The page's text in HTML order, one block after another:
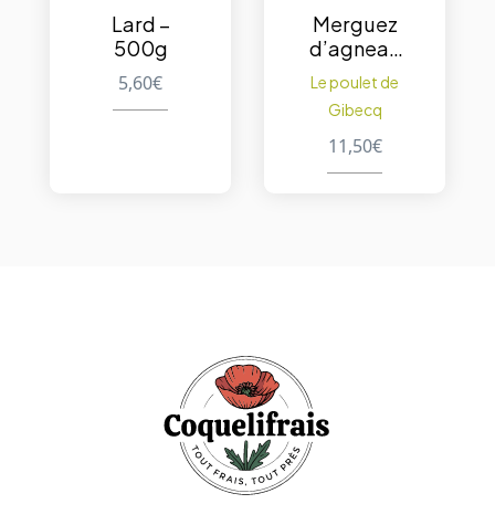
Lard –
500g
5,60€
Merguez
d’agneau
500gr.
Le poulet de
Gibecq
11,50€